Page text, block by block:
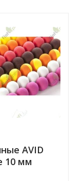
AVID
10 мм